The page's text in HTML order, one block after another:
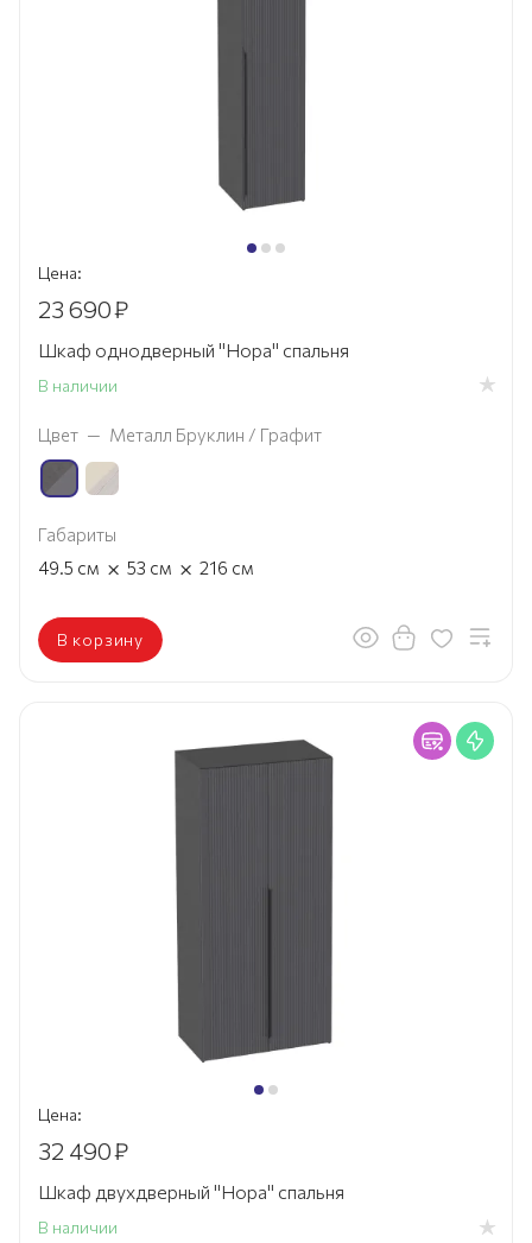
Цена:
23 690₽
Шкаф однодверный "Нора" спальня
В наличии
Цвет — Металл Бруклин / Графит
Габариты
49.5 см × 53 см × 216 см
В корзину
Цена:
32 490₽
Шкаф двухдверный "Нора" спальня
В наличии